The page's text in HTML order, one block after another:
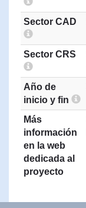
Sector CAD
Sector CRS
Año de
inicio y fin
Más
información
en la web
dedicada al
proyecto